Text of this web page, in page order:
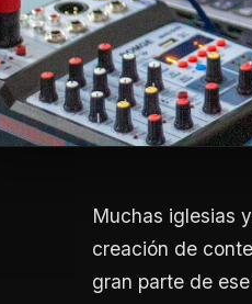
Muchas iglesias
creación de
gran parte de